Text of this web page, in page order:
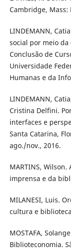
Cambridge, Mass:
LINDEMANN,
social por meio
Conclusão de
Universidade
Humanas e da
LINDEMANN,
Cristina Delfini.
interfaces e
Santa Catarina,
ago./nov., 2016.
MARTINS,
imprensa e da
MILANESI, Luis.
cultura e
MOSTAFA,
Biblioteconomia.